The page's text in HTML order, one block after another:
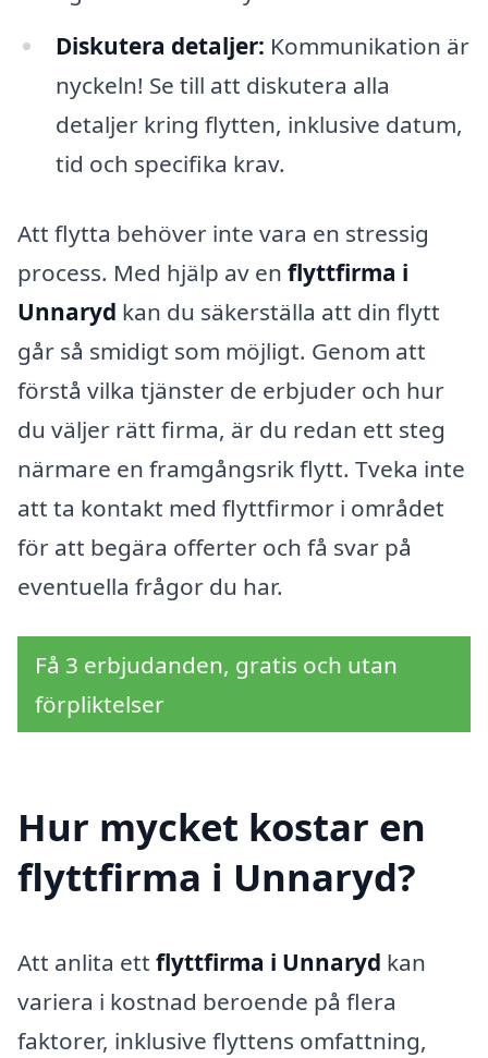
Diskutera detaljer: Kommunikation är
nyckeln! Se till att diskutera alla
detaljer kring flytten, inklusive datum,
tid och specifika krav.
Att flytta behöver inte vara en stressig
process. Med hjälp av en flyttfirma i
Unnaryd kan du säkerställa att din flytt
går så smidigt som möjligt. Genom att
förstå vilka tjänster de erbjuder och hur
du väljer rätt firma, är du redan ett steg
närmare en framgångsrik flytt. Tveka inte
att ta kontakt med flyttfirmor i området
för att begära offerter och få svar på
eventuella frågor du har.
Få 3 erbjudanden, gratis och utan
förpliktelser
Hur mycket kostar en
flyttfirma i Unnaryd?
Att anlita ett flyttfirma i Unnaryd kan
variera i kostnad beroende på flera
faktorer, inklusive flyttens omfattning,